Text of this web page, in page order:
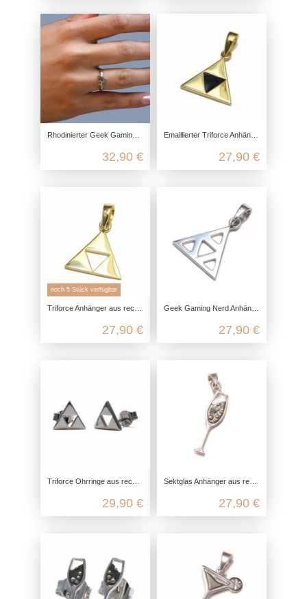
Rhodinierter Geek Gaming Nerd Ring aus recyceltem 925 Sterling Silber
32,90 €
Emaillierter Triforce Anhänger aus recyceltem 925 Sterling Silber
27,90 €
noch 5 Stück verfügbar
Triforce Anhänger aus recyceltem 925 Sterling Silber
27,90 €
Geek Gaming Nerd Anhänger aus 925 Sterling Silber
27,90 €
Triforce Ohrringe aus recyceltem 925 Sterling Silber
29,90 €
Sektglas Anhänger aus recyceltem 925 Sterling Silber
27,90 €